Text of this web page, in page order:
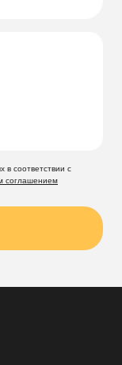
в соответствии с
соглашением